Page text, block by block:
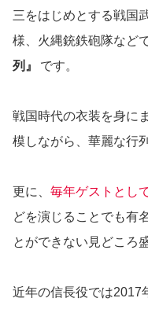
三をはじめとする戦国
様、火縄銃鉄砲隊など
列』
です。
戦国時代の衣装を身に
模しながら、華麗な行
更に、 毎年ゲストとし
どを演じることでも有
とができない見どころ
近年の信長役では2017